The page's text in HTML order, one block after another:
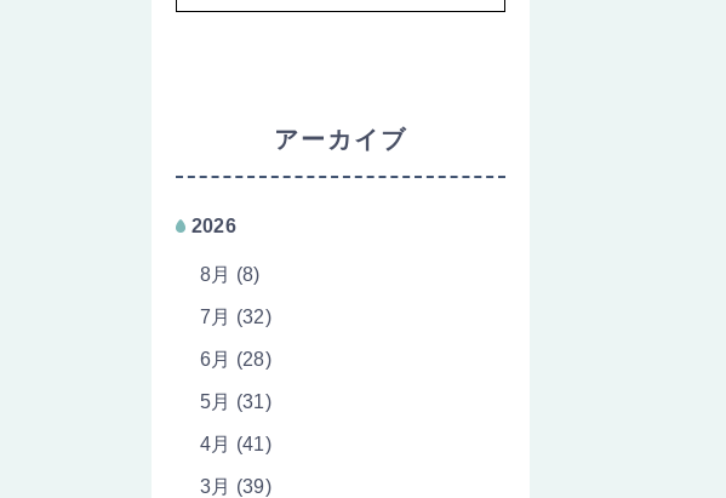
アーカイブ
2026
8月 (8)
7月 (32)
6月 (28)
5月 (31)
4月 (41)
3月 (39)